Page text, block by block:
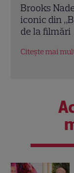
costumul
imagini